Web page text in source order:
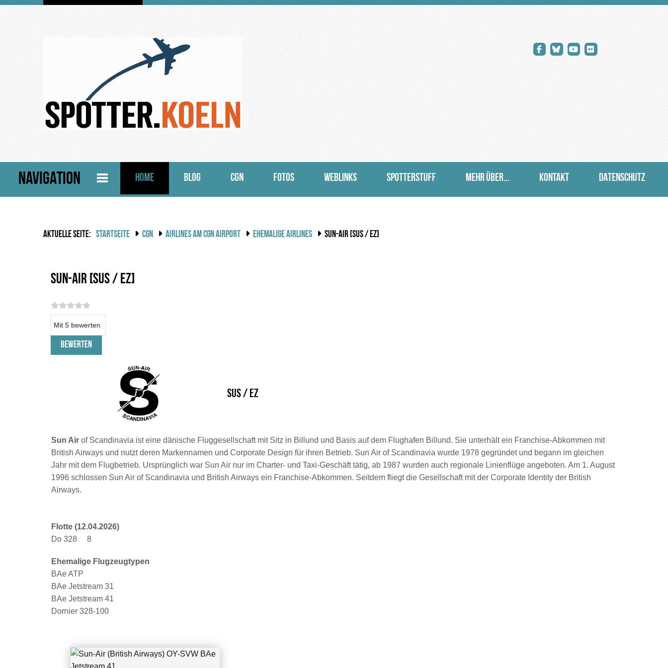
NAVIGATION HOME BLOG CGN FOTOS WEBLINKS SPOTTERSTUFF MEHR ÜBER... KONTAKT DATENSCHUTZ
AKTUELLE SEITE: STARTSEITE CGN AIRLINES AM CGN AIRPORT EHEMALIGE AIRLINES SUN-AIR [SUS / EZ]
Sun-Air [SUS / EZ]
SUS / EZ
Sun Air of Scandinavia ist eine dänische Fluggesellschaft mit Sitz in Billund und Basis auf dem Flughafen Billund. Sie unterhält ein Franchise-Abkommen mit
British Airways und nutzt deren Markennamen und Corporate Design für ihren Betrieb. Sun Air of Scandinavia wurde 1978 gegründet und begann im gleichen
Jahr mit dem Flugbetrieb. Ursprünglich war Sun Air nur im Charter- und Taxi-Geschäft tätig, ab 1987 wurden auch regionale Linienflüge angeboten. Am 1. August
1996 schlossen Sun Air of Scandinavia und British Airways ein Franchise-Abkommen. Seitdem fliegt die Gesellschaft mit der Corporate Identity der British
Airways.
Flotte (12.04.2026)
Do 328 8
Ehemalige Flugzeugtypen
BAe ATP
BAe Jetstream 31
BAe Jetstream 41
Dornier 328-100
Sun-Air (British Airways) OY-SVW BAe Je
tstream 41